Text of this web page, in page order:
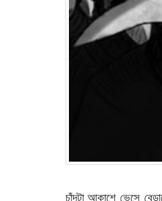
চাঁদটা আকাশে ভেসে